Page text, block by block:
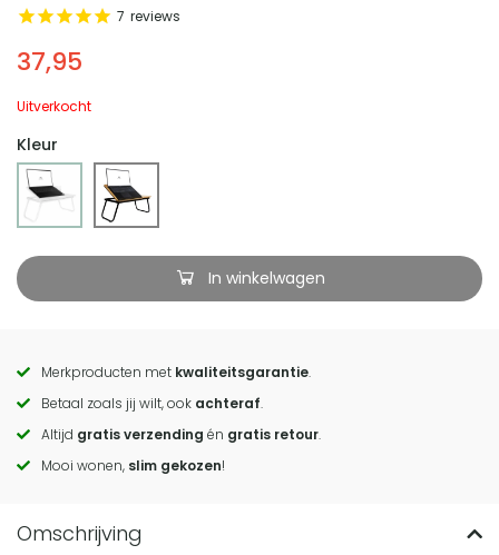
37,95
7 reviews
Uitverkocht
Kleur
In winkelwagen
Call
to
actions
Merkproducten met kwaliteitsgarantie.
Betaal zoals jij wilt, ook achteraf.
Altijd gratis verzending én gratis retour.
Mooi wonen, slim gekozen!